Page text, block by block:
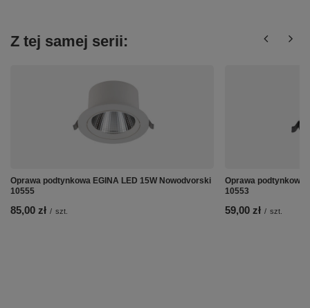
Z tej samej serii:
Oprawa podtynkowa EGINA LED 15W Nowodvorski
10555
85,00 zł / szt.
Oprawa podtynkowa
10553
59,00 zł / szt.